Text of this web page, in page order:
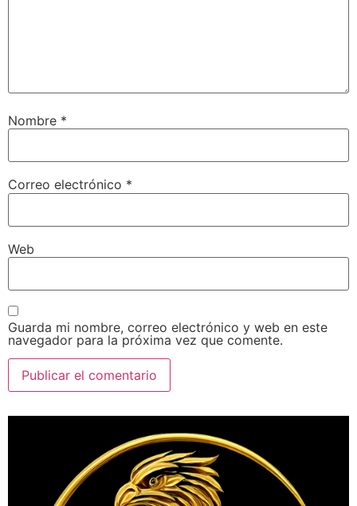
Nombre *
Correo electrónico *
Web
Guarda mi nombre, correo electrónico y web en este
navegador para la próxima vez que comente.